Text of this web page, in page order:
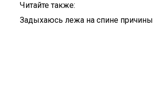
Читайте также:
Задыхаюсь лежа на спине причины